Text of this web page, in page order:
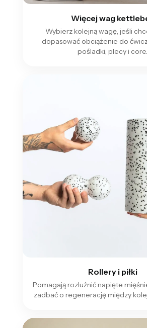
Więcej wag
Wybierz kolejną wagę, jeśli
dopasować obciążenie do
pośladki, plecy i core.
Rollery i piłki
Pomagają rozluźnić napięte
zadbać o regenerację między